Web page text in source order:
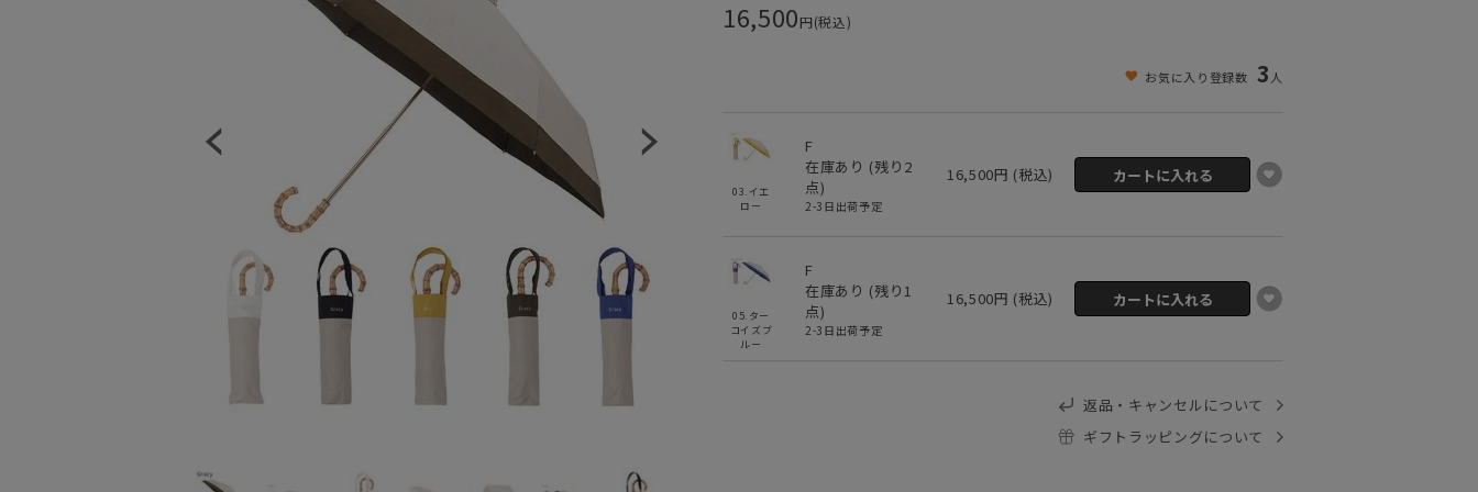
16,500円(税込)
お気に入り登録数 3 人
03.イエ
ロー
F
在庫あり (残り 2
点)
2-3日出荷予定
16,500円 (税込)
05.ター
コイズブ
ルー
F
在庫あり (残り1
点)
2-3日出荷予定
16,500円 (税込)
返品・キャンセルについて
ギフトラッピングについて